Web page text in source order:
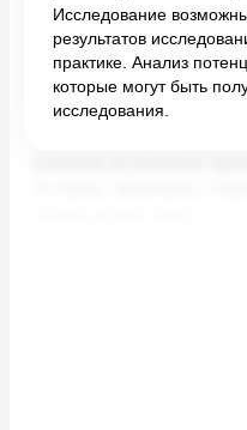
Исследование
результатов
практике. Анализ
которые могут быть
исследования.